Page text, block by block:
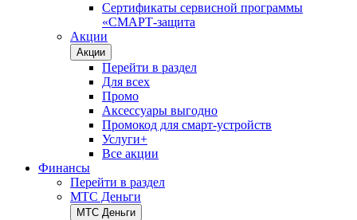
Сертификаты сервисной программы
«СМАРТ-защита
Акции
Акции
Перейти в раздел
Для всех
Промо
Аксессуары выгодно
Промокод для смарт-устройств
Услуги+
Все акции
Финансы
Перейти в раздел
МТС Деньги
МТС Деньги